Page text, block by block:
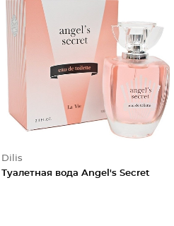
Dilis
Туалетная вода Angel's Secret